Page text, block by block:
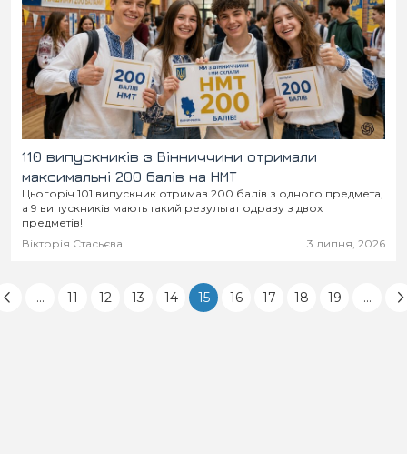
110 випускників з Вінниччини отримали
максимальні 200 балів на НМТ
Цьогоріч 101 випускник отримав 200 балів з одного предмета,
а 9 випускників мають такий результат одразу з двох
предметів!
Вікторія Стасьєва
3 липня, 2026
... 11 12 13 14 15 16 17 18 19 ...